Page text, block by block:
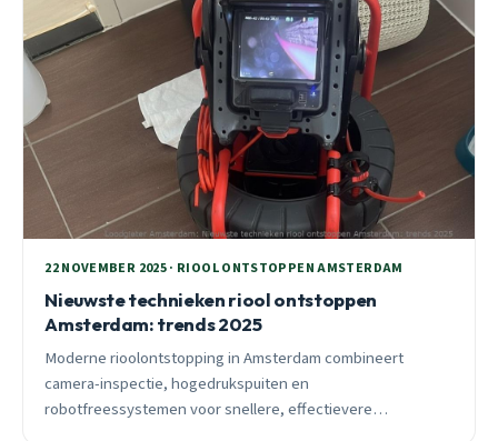
22 NOVEMBER 2025 · RIOOL ONTSTOPPEN AMSTERDAM
Nieuwste technieken riool ontstoppen
Amsterdam: trends 2025
Moderne rioolontstopping in Amsterdam combineert
camera-inspectie, hogedrukspuiten en
robotfreessystemen voor snellere, effectievere